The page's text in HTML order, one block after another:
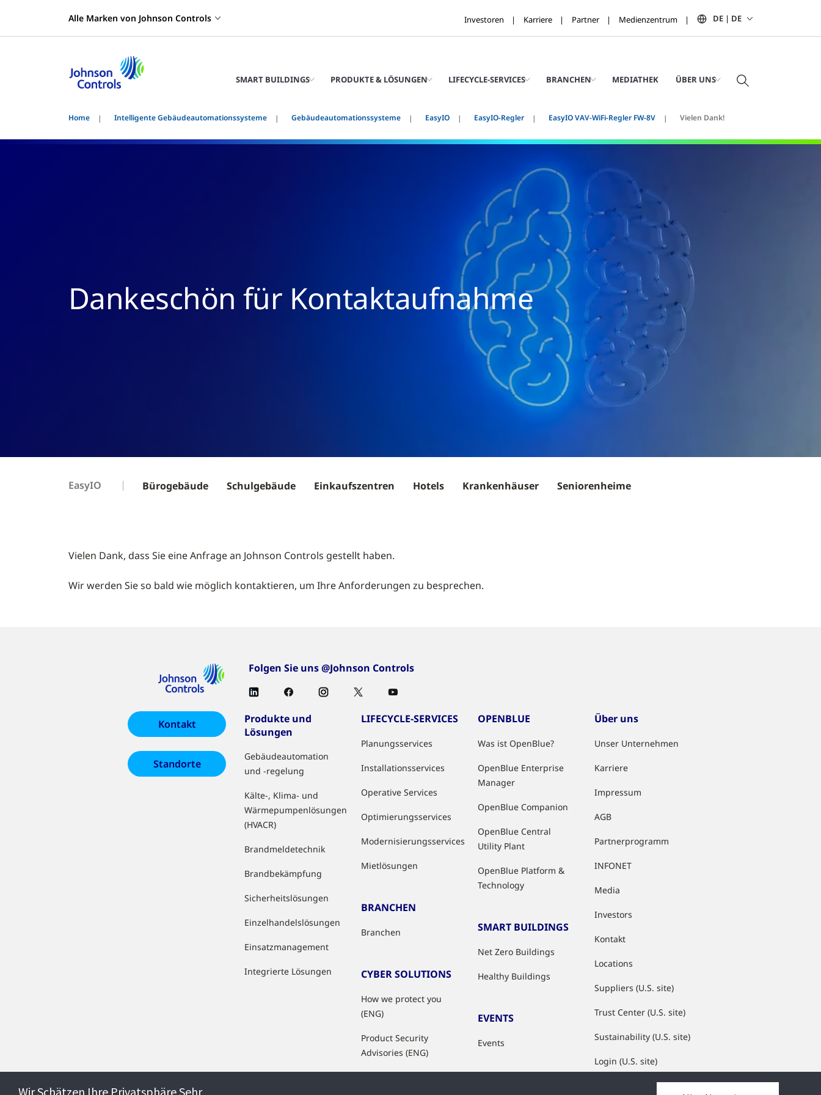
Alle Marken von Johnson Controls Investoren Karriere Partner Medienzentrum DE | DE
SMART BUILDINGS PRODUKTE & LÖSUNGEN LIFECYCLE-SERVICES BRANCHEN MEDIATHEK ÜBER UNS
Home Intelligente Gebäudeautomationssysteme Gebäudeautomationssysteme EasyIO EasyIO-Regler EasyIO VAV-WiFi-Regler FW-8V Vielen Dank!
Dankeschön für Kontaktaufnahme
EasyIO Bürogebäude Schulgebäude Einkaufszentren Hotels Krankenhäuser Seniorenheime
Vielen Dank, dass Sie eine Anfrage an Johnson Controls gestellt haben.
Wir werden Sie so bald wie möglich kontaktieren, um Ihre Anforderungen zu besprechen.
Folgen Sie uns @Johnson Controls
Kontakt
Standorte
Produkte und
Lösungen
Gebäudeautomation
und -regelung
Kälte-, Klima- und
Wärmepumpenlösungen
(HVACR)
Brandmeldetechnik
Brandbekämpfung
Sicherheitslösungen
Einzelhandelslösungen
Einsatzmanagement
Integrierte Lösungen
LIFECYCLE-SERVICES
Planungsservices
Installationsservices
Operative Services
Optimierungsservices
Modernisierungsservices
Mietlösungen
BRANCHEN
Branchen
CYBER SOLUTIONS
How we protect you
(ENG)
Product Security
Advisories (ENG)
OPENBLUE
Was ist OpenBlue?
OpenBlue Enterprise
Manager
OpenBlue Companion
OpenBlue Central
Utility Plant
OpenBlue Platform &
Technology
SMART BUILDINGS
Net Zero Buildings
Healthy Buildings
EVENTS
Events
Über uns
Unser Unternehmen
Karriere
Impressum
AGB
Partnerprogramm
INFONET
Media
Investors
Kontakt
Locations
Suppliers (U.S. site)
Trust Center (U.S. site)
Sustainability (U.S. site)
Login (U.S. site)
Wir Schätzen Ihre Privatsphäre Sehr